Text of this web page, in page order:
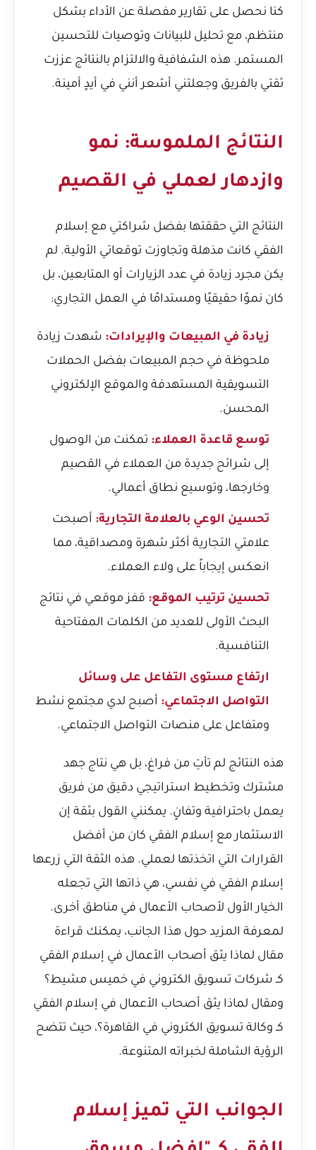
كنا نحصل على تقارير مفصلة عن الأداء بشكل
منتظم، مع تحليل للبيانات وتوصيات للتحسين
المستمر. هذه الشفافية والالتزام بالنتائج عززت
ثقتي بالفريق وجعلتني أشعر أنني في أيدٍ أمينة.
النتائج الملموسة: نمو
وازدهار لعملي في القصيم
النتائج التي حققتها بفضل شراكتي مع إسلام
الفقي كانت مذهلة وتجاوزت توقعاتي الأولية. لم
يكن مجرد زيادة في عدد الزيارات أو المتابعين، بل
كان نموًا حقيقيًا ومستدامًا في العمل التجاري:
زيادة في المبيعات والإيرادات: شهدت زيادة
ملحوظة في حجم المبيعات بفضل الحملات
التسويقية المستهدفة والموقع الإلكتروني
المحسن.
توسع قاعدة العملاء: تمكنت من الوصول
إلى شرائح جديدة من العملاء في القصيم
وخارجها، وتوسيع نطاق أعمالي.
تحسين الوعي بالعلامة التجارية: أصبحت
علامتي التجارية أكثر شهرة ومصداقية، مما
انعكس إيجاباً على ولاء العملاء.
تحسين ترتيب الموقع: قفز موقعي في نتائج
البحث الأولى للعديد من الكلمات المفتاحية
التنافسية.
ارتفاع مستوى التفاعل على وسائل
التواصل الاجتماعي: أصبح لدي مجتمع نشط
ومتفاعل على منصات التواصل الاجتماعي.
هذه النتائج لم تأتِ من فراغ، بل هي نتاج جهد
مشترك وتخطيط استراتيجي دقيق من فريق
يعمل باحترافية وتفانٍ. يمكنني القول بثقة إن
الاستثمار مع إسلام الفقي كان من أفضل
القرارات التي اتخذتها لعملي. هذه الثقة التي زرعها
إسلام الفقي في نفسي، هي ذاتها التي تجعله
الخيار الأول لأصحاب الأعمال في مناطق أخرى.
لمعرفة المزيد حول هذا الجانب، يمكنك قراءة
مقال لماذا يثق أصحاب الأعمال في إسلام الفقي
كـ شركات تسويق الكتروني في خميس مشيط؟
ومقال لماذا يثق أصحاب الأعمال في إسلام الفقي
كـ وكالة تسويق الكتروني في القاهرة؟، حيث تتضح
الرؤية الشاملة لخبراته المتنوعة.
الجوانب التي تميز إسلام